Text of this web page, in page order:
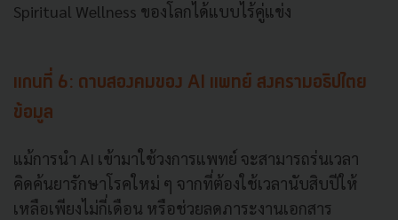
Spiritual Wellness ของโลกได้แบบไร้คู่แข่ง
แกนที่ 6: ดาบสองคมของ AI แพทย์ สงครามอธิปไตย
ข้อมูล
แม้การนำ AI เข้ามาใช้วงการแพทย์ จะสามารถร่นเวลา
คิดค้นยารักษาโรคใหม่ ๆ จากที่ต้องใช้เวลานับสิบปีให้
เหลือเพียงไม่กี่เดือน หรือช่วยลดภาระงานเอกสาร